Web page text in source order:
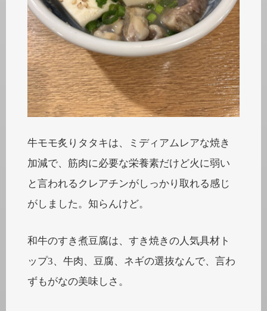
牛モモ炙りタタキは、ミディアムレアな焼き
加減で、筋肉に必要な栄養素だけど火に弱い
と言われるクレアチンがしっかり取れる感じ
がしました。知らんけど。
和牛のすき煮豆腐は、すき焼きの人気具材ト
ップ3、牛肉、豆腐、ネギの選抜なんで、言わ
ずもがなの美味しさ。